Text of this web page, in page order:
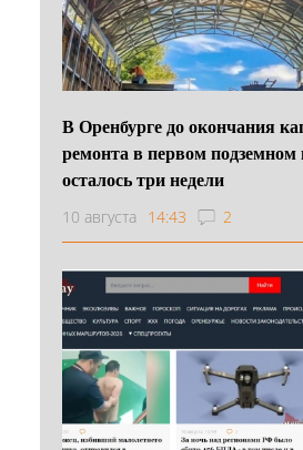
В Оренбурге до окончания
ремонта в первом подземном
осталось три недели
10 августа 14:43 2